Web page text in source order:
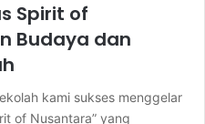
Spirit of
Budaya dan
kami sukses menggelar
of Nusantara” yang